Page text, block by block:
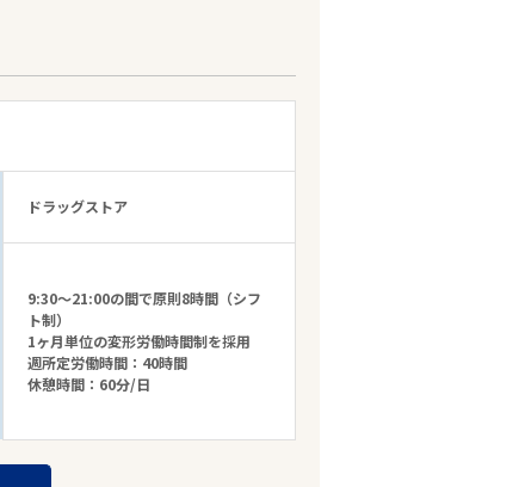
ドラッグストア
9:30～21:00の間で原則8時間（シフ
ト制）
1ヶ月単位の変形労働時間制を採用
週所定労働時間：40時間
休憩時間：60分/日